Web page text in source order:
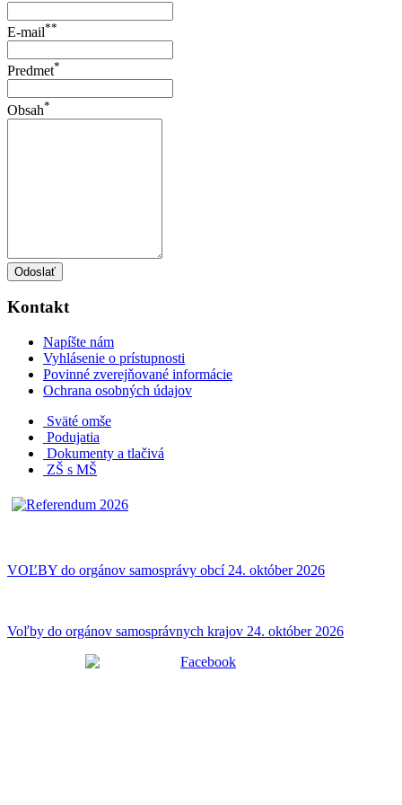
E-mail**
Predmet*
Obsah*
Odoslať
Kontakt
Napíšte nám
Vyhlásenie o prístupnosti
Povinné zverejňované informácie
Ochrana osobných údajov
Sväté omše
Podujatia
Dokumenty a tlačivá
ZŠ s MŠ
VOĽBY do orgánov samosprávy obcí 24. október 2026
Voľby do orgánov samosprávnych krajov 24. október 2026